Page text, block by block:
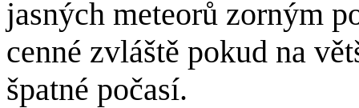
jasných meteorů zorným
cenné zvláště pokud na
špatné počasí.